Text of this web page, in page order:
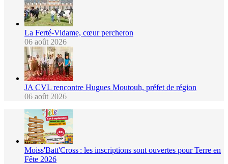
La Ferté-Vidame, cœur percheron
06 août 2026
JA CVL rencontre Hugues Moutouh, préfet de région
06 août 2026
Moiss'Batt'Cross : les inscriptions sont ouvertes pour Terre en
Fête 2026